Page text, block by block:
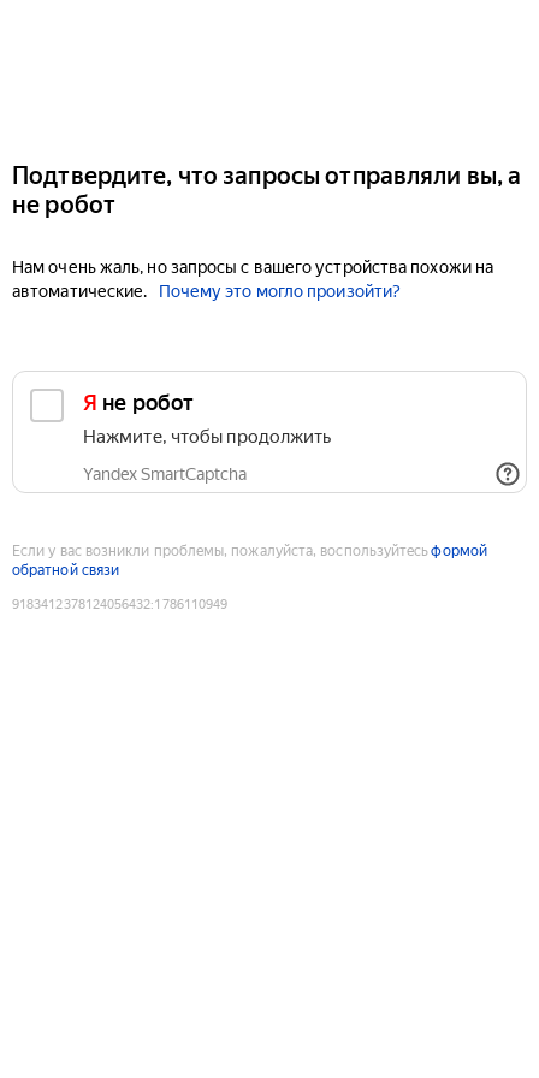
Подтвердите, что запросы отправляли вы, а
не робот
Нам очень жаль, но запросы с вашего устройства похожи на
автоматические.
Почему это могло произойти?
Я не робот
Нажмите, чтобы продолжить
Yandex SmartCaptcha
Если у вас возникли проблемы, пожалуйста, воспользуйтесьформой
обратной связи
9183412378124056432:1786110949